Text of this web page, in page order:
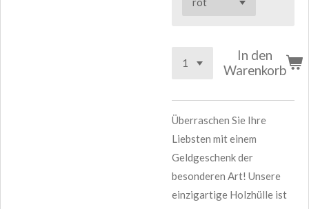
In den
Warenkorb
Überraschen Sie Ihre
Liebsten mit einem
Geldgeschenk der
besonderen Art! Unsere
einzigartige Holzhülle ist